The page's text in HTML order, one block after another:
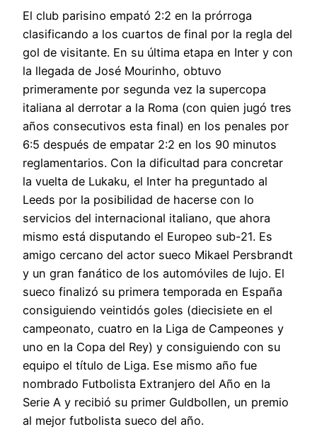
El club parisino empató 2:2 en la prórroga
clasificando a los cuartos de final por la regla del
gol de visitante. En su última etapa en Inter y con
la llegada de José Mourinho, obtuvo
primeramente por segunda vez la supercopa
italiana al derrotar a la Roma (con quien jugó tres
años consecutivos esta final) en los penales por
6:5 después de empatar 2:2 en los 90 minutos
reglamentarios. Con la dificultad para concretar
la vuelta de Lukaku, el Inter ha preguntado al
Leeds por la posibilidad de hacerse con lo
servicios del internacional italiano, que ahora
mismo está disputando el Europeo sub-21. Es
amigo cercano del actor sueco Mikael Persbrandt
y un gran fanático de los automóviles de lujo. El
sueco finalizó su primera temporada en España
consiguiendo veintidós goles (diecisiete en el
campeonato, cuatro en la Liga de Campeones y
uno en la Copa del Rey) y consiguiendo con su
equipo el título de Liga. Ese mismo año fue
nombrado Futbolista Extranjero del Año en la
Serie A y recibió su primer Guldbollen, un premio
al mejor futbolista sueco del año.